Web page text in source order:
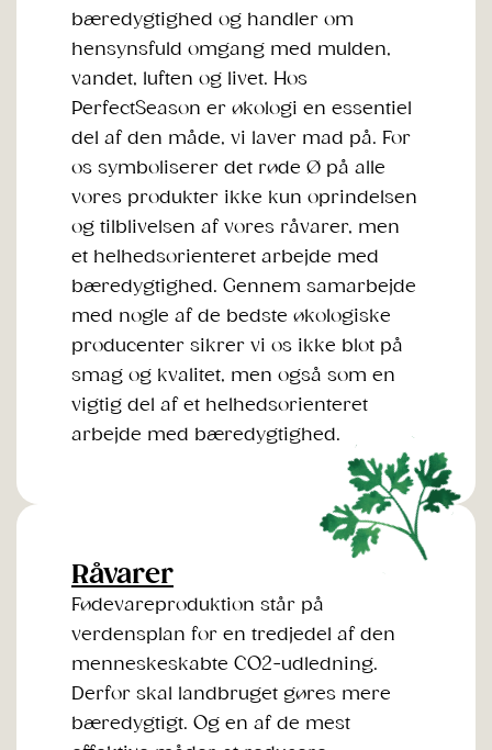
bæredygtighed og handler om
hensynsfuld omgang med mulden,
vandet, luften og livet. Hos
PerfectSeason er økologi en essentiel
del af den måde, vi laver mad på. For
os symboliserer det røde Ø på alle
vores produkter ikke kun oprindelsen
og tilblivelsen af vores råvarer, men
et helhedsorienteret arbejde med
bæredygtighed. Gennem samarbejde
med nogle af de bedste økologiske
producenter sikrer vi os ikke blot på
smag og kvalitet, men også som en
vigtig del af et helhedsorienteret
arbejde med bæredygtighed.
Råvarer
Fødevareproduktion står på
verdensplan for en tredjedel af den
menneskeskabte CO2-udledning.
Derfor skal landbruget gøres mere
bæredygtigt. Og en af de mest